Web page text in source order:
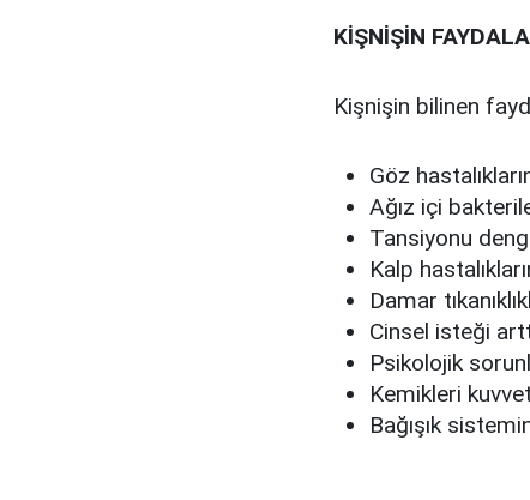
KİŞNİŞİN
Kişnişin bilinen
Göz
Ağız içi
Tansiyonu
Kalp
Damar
Cinsel isteği
Psikolojik
Kemikleri
Bağışık